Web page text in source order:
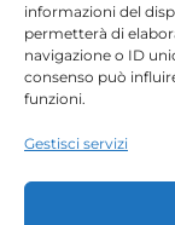
informazioni del
permetterà di
navigazione o ID
consenso può
funzioni.
Gestisci servizi
Home
Login
Contatti